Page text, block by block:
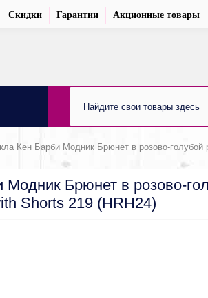
Скидки Гарантии Акционные товары
Кен Барби Модник Брюнет в розово-
Модник Брюнет в розово-
Shorts 219 (HRH24)